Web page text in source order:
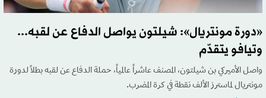
«دورة مونتريال»: شيلتون يواصل الدفاع عن لقبه...
وتيافو يتقدّم
واصل الأميركي بن شيلتون، المصنف عاشراً عالمياً، حملة الدفاع عن لقبه بطلاً لدورة
مونتريال لماسترز الألف نقطة في كرة المضرب.